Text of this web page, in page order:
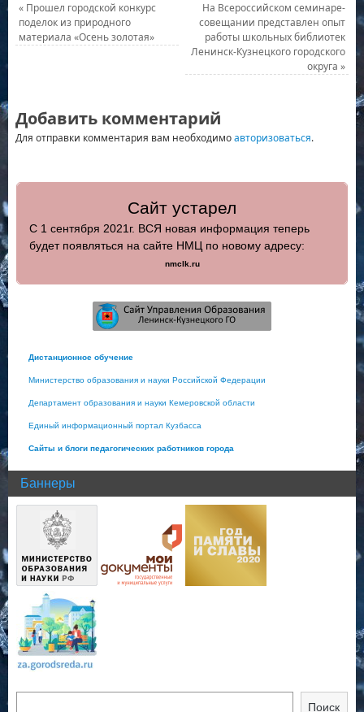
«Прошел городской конкурс
поделок из природного
материала «Осень золотая»
На Всероссийском семинаре-
совещании представлен опыт
работы школьных библиотек
Ленинск-Кузнецкого городского
округа»
Добавить комментарий
Для отправки комментария вам необходимоавторизоваться.
Сайт устарел
С 1 сентября 2021г. ВСЯ новая информация теперь
будет появляться на сайте НМЦ по новому адресу:
nmclk.ru
Дистанционное обучение
Министерство образования и науки Российской Федерации
Департамент образования и науки Кемеровской области
Единый информационный портал Кузбасса
Сайты и блоги педагогических работников города
Баннеры
Поиск